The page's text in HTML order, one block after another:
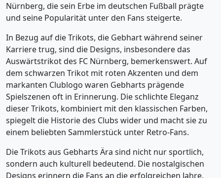
Nürnberg, die sein Erbe im deutschen Fußball prägte
und seine Popularität unter den Fans steigerte.
In Bezug auf die Trikots, die Gebhart während seiner
Karriere trug, sind die Designs, insbesondere das
Auswärtstrikot des FC Nürnberg, bemerkenswert. Auf
dem schwarzen Trikot mit roten Akzenten und dem
markanten Clublogo waren Gebharts prägende
Spielszenen oft in Erinnerung. Die schlichte Eleganz
dieser Trikots, kombiniert mit den klassischen Farben,
spiegelt die Historie des Clubs wider und macht sie zu
einem beliebten Sammlerstück unter Retro-Fans.
Die Trikots aus Gebharts Ära sind nicht nur sportlich,
sondern auch kulturell bedeutend. Die nostalgischen
Designs erinnern die Fans an die erfolgreichen Jahre,